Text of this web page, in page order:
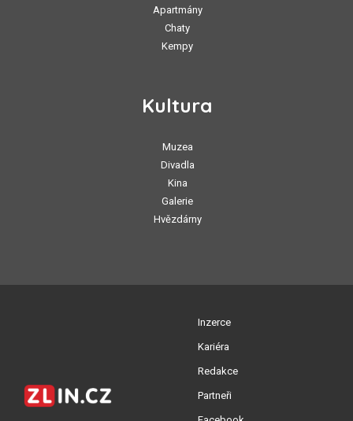
Apartmány
Chaty
Kempy
Kultura
Muzea
Divadla
Kina
Galerie
Hvězdárny
Inzerce
Kariéra
Redakce
Partneři